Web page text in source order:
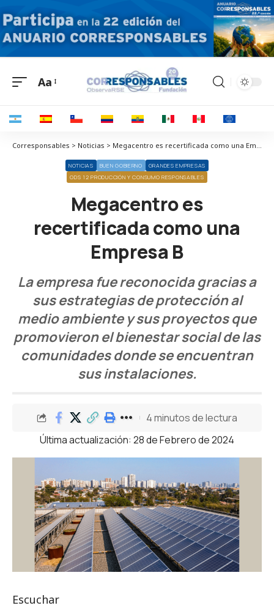
Aa
Corresponsables > Noticias > Megacentro es recertificada como una Empresa B
NOTICIAS BUEN GOBIERNO
GRANDES EMPRESAS
ODS 12 PRODUCCIÓN Y CONSUMO RESPONSABLES
Megacentro es
recertificada como una
Empresa B
La empresa fue reconocida gracias a
sus estrategias de protección al
medio ambiente y sus proyectos que
promovieron el bienestar social de las
comunidades donde se encuentran
sus instalaciones.
Última actualización: 28 de Febrero de 2024
4 minutos de lectura
Escuchar